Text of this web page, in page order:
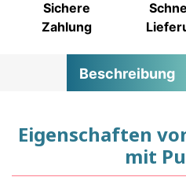
Sichere
Zahlung
Beschreibung
Eigenschaften
mit